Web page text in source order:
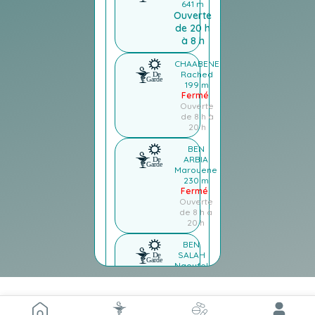
641 m
Ouverte
de 20 h
à 8 h
CHAABENE
Rached
199 m
Fermé
Ouverte
de 8 h à
20 h
BEN
ARBIA
Marouene
230 m
Fermé
Ouverte
de 8 h à
20 h
BEN
SALAH
Naoufel
295 m
Ouverte
de 8 h à